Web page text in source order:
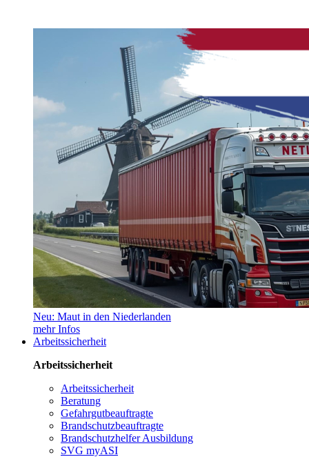
Neu: Maut in den Niederlanden
mehr Infos
Arbeitssicherheit
Arbeitssicherheit
Arbeitssicherheit
Beratung
Gefahrgutbeauftragte
Brandschutzbeauftragte
Brandschutzhelfer Ausbildung
SVG myASI